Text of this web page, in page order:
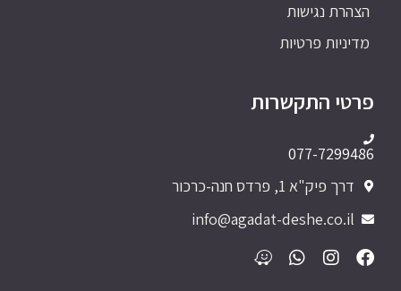
הצהרת נגישות
מדיניות פרטיות
פרטי התקשרות
077-7299486
דרך פיק"א 1, פרדס חנה-כרכור
info@agadat-deshe.co.il